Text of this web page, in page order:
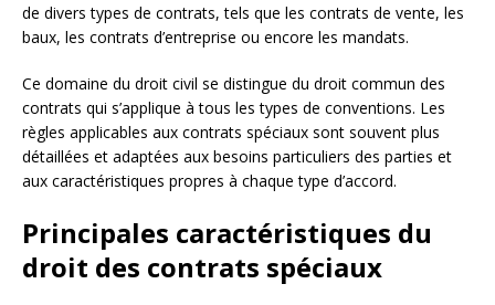
de divers types de contrats, tels que les contrats de vente, les
baux, les contrats d’entreprise ou encore les mandats.
Ce domaine du droit civil se distingue du droit commun des
contrats qui s’applique à tous les types de conventions. Les
règles applicables aux contrats spéciaux sont souvent plus
détaillées et adaptées aux besoins particuliers des parties et
aux caractéristiques propres à chaque type d’accord.
Principales caractéristiques du
droit des contrats spéciaux